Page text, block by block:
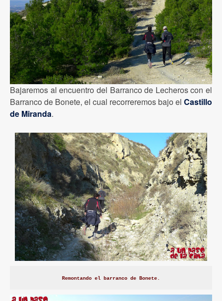
Bajaremos al encuentro del Barranco de Lecheros con el
Barranco de Bonete, el cual recorreremos bajo el Castillo
de Miranda.
Remontando el barranco de Bonete.